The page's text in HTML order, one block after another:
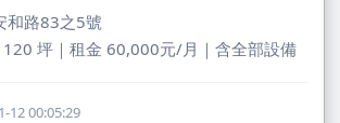
和路83之5號
坪｜租金 60,000元/月｜含全部設備
12 00:05:29